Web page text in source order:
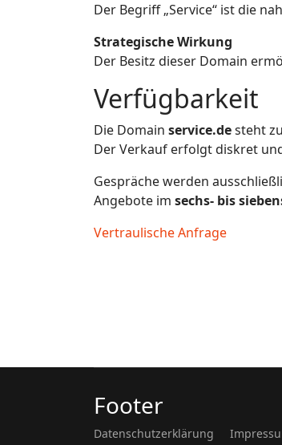
Der Begriff „Service“ ist die
Strategische Wirkung
Der Besitz dieser Domain
Verfügbarkeit
Die Domain service.desteht
Der Verkauf erfolgt diskret
Gespräche werden
Angebote im sechs- bis
Vertraulische Anfrage
Footer
Datenschutzerklärung